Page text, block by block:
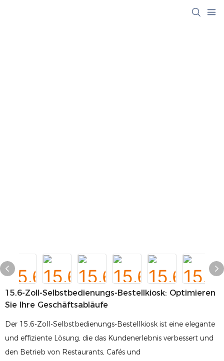
15,6-Zoll-Selbstbedienungs-Bestellkiosk: Optimieren
Sie Ihre Geschäftsabläufe
Der 15,6-Zoll-Selbstbedienungs-Bestellkiosk ist eine elegante
und effiziente Lösung, die das Kundenerlebnis verbessert und
den Betrieb von Restaurants, Cafés und